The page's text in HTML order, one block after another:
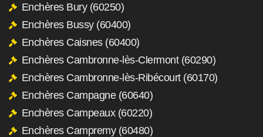
Enchères Bury (60250)
Enchères Bussy (60400)
Enchères Caisnes (60400)
Enchères Cambronne-lès-Clermont (60290)
Enchères Cambronne-lès-Ribécourt (60170)
Enchères Campagne (60640)
Enchères Campeaux (60220)
Enchères Campremy (60480)